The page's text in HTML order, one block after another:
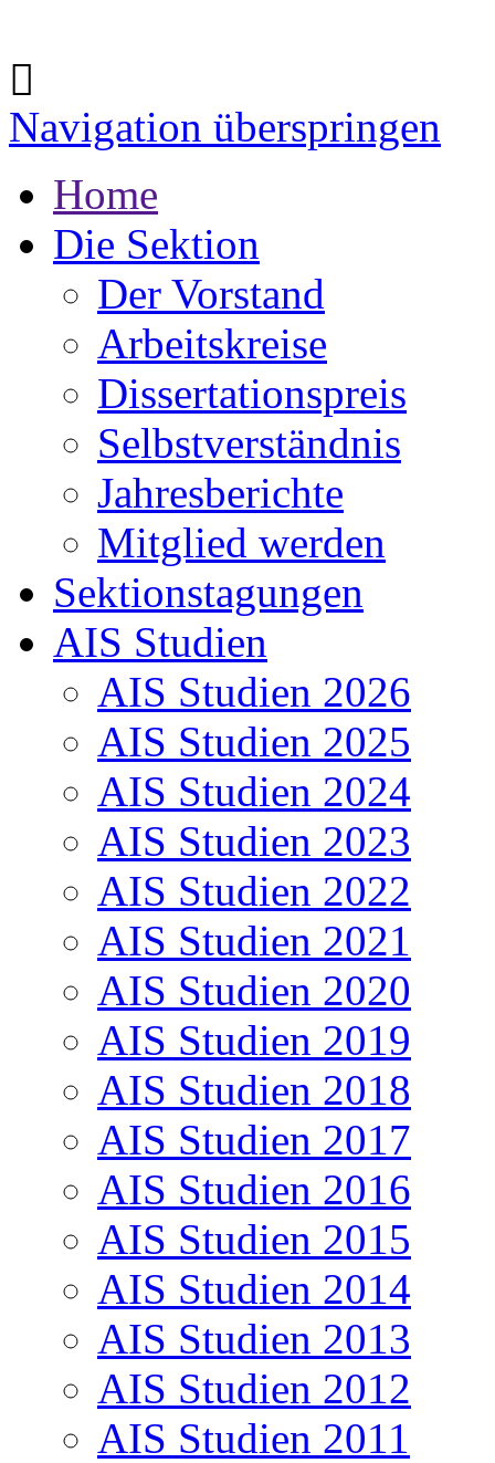
Navigation überspringen
Home
Die Sektion
Der Vorstand
Arbeitskreise
Dissertationspreis
Selbstverständnis
Jahresberichte
Mitglied werden
Sektionstagungen
AIS Studien
AIS Studien 2026
AIS Studien 2025
AIS Studien 2024
AIS Studien 2023
AIS Studien 2022
AIS Studien 2021
AIS Studien 2020
AIS Studien 2019
AIS Studien 2018
AIS Studien 2017
AIS Studien 2016
AIS Studien 2015
AIS Studien 2014
AIS Studien 2013
AIS Studien 2012
AIS Studien 2011